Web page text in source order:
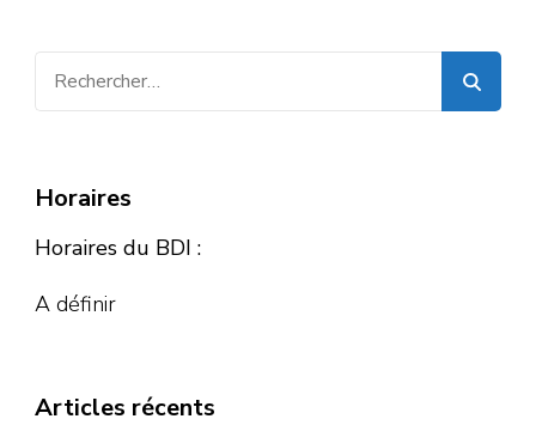
Horaires
Horaires du BDI :
A définir
Articles récents